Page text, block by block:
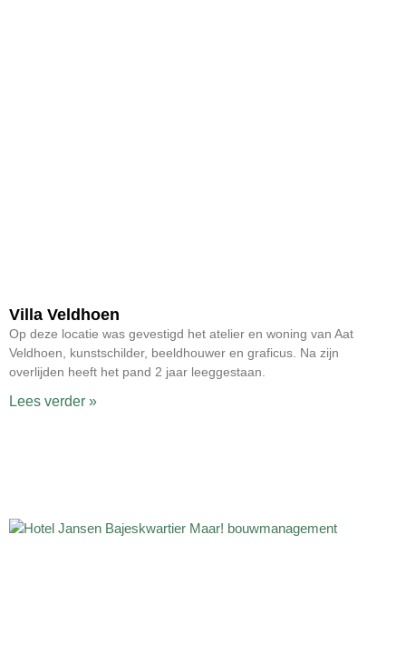
Villa Veldhoen
Op deze locatie was gevestigd het atelier en woning van Aat
Veldhoen, kunstschilder, beeldhouwer en graficus. Na zijn
overlijden heeft het pand 2 jaar leeggestaan.
Lees verder »